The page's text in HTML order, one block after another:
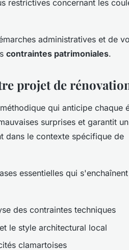
restrictives concernant les
administratives et de
contraintes patrimoniales.
projet de
qui anticipe chaque
surprises et garantit un
dans le contexte spécifique de
essentielles qui s'enchaînent
des contraintes techniques
le style architectural local
clamartoises